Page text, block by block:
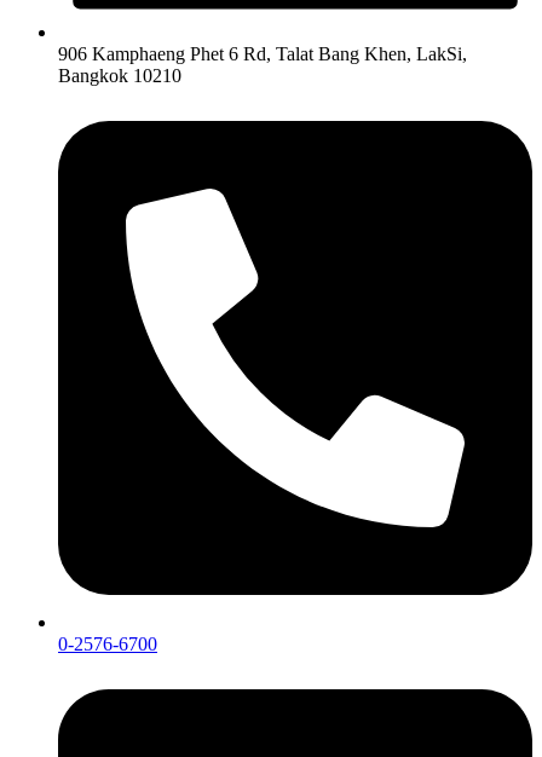
906 Kamphaeng Phet 6 Rd, Talat Bang Khen, LakSi,
Bangkok 10210
0-2576-6700